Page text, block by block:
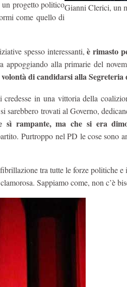
Gianni Clerici, un
un progetto politico
come quello di
spesso interessanti,è rimasto
alla primarie del
di candidarsi alla Segreteria
in una vittoria della
trovati al Governo,
rampante, ma che si era
Purtroppo nel PD le cose sono
fibrillazione tra tutte le forze politiche
Sappiamo come, non c’è